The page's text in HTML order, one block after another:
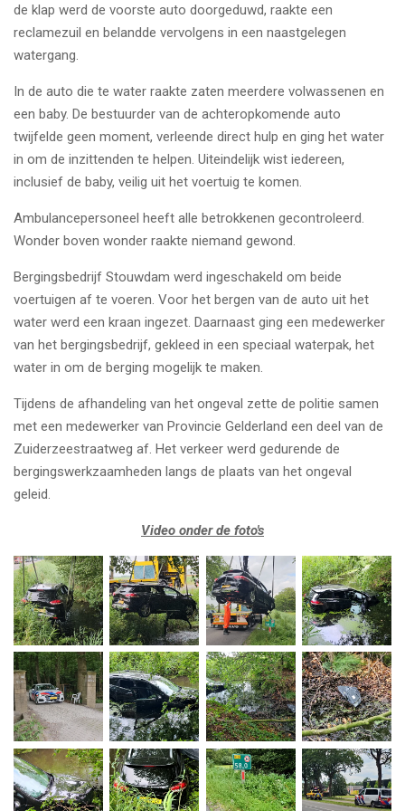
de klap werd de voorste auto doorgeduwd, raakte een
reclamezuil en belandde vervolgens in een naastgelegen
watergang.
In de auto die te water raakte zaten meerdere volwassenen en
een baby. De bestuurder van de achteropkomende auto
twijfelde geen moment, verleende direct hulp en ging het water
in om de inzittenden te helpen. Uiteindelijk wist iedereen,
inclusief de baby, veilig uit het voertuig te komen.
Ambulancepersoneel heeft alle betrokkenen gecontroleerd.
Wonder boven wonder raakte niemand gewond.
Bergingsbedrijf Stouwdam werd ingeschakeld om beide
voertuigen af te voeren. Voor het bergen van de auto uit het
water werd een kraan ingezet. Daarnaast ging een medewerker
van het bergingsbedrijf, gekleed in een speciaal waterpak, het
water in om de berging mogelijk te maken.
Tijdens de afhandeling van het ongeval zette de politie samen
met een medewerker van Provincie Gelderland een deel van de
Zuiderzeestraatweg af. Het verkeer werd gedurende de
bergingswerkzaamheden langs de plaats van het ongeval
geleid.
Video onder de foto's